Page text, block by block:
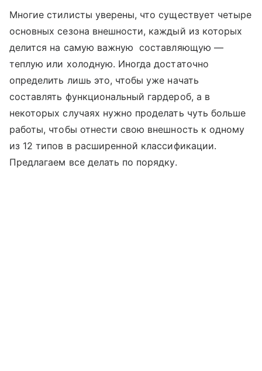
Многие стилисты уверены, что существует четыре
основных сезона внешности, каждый из которых
делится на самую важную составляющую —
теплую или холодную. Иногда достаточно
определить лишь это, чтобы уже начать
составлять функциональный гардероб, а в
некоторых случаях нужно проделать чуть больше
работы, чтобы отнести свою внешность к одному
из 12 типов в расширенной классификации.
Предлагаем все делать по порядку.